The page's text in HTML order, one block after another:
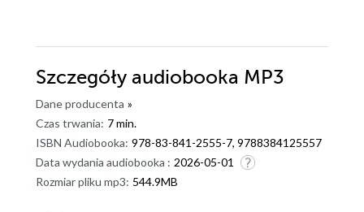
Szczegóły audiobooka MP3
Dane producenta »
Czas trwania: 7 min.
ISBN Audiobooka: 978-83-841-2555-7, 9788384125557
Data wydania audiobooka : 2026-05-01
Rozmiar pliku mp3: 544.9MB